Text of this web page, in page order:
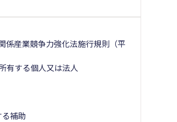
係産業競争力強化法施行規則（平
有する個人又は法人
補助